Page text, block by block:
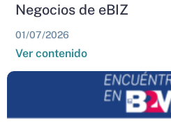
Negocios de eBIZ
01/07/2026
Ver contenido